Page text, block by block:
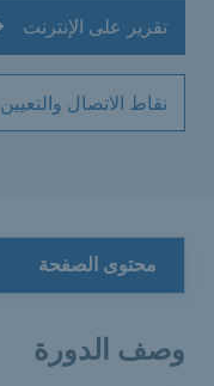
تقرير على الإنترنت
نقاط الاتصال والتعيين
محتوى الصفحة
وصف الدورة